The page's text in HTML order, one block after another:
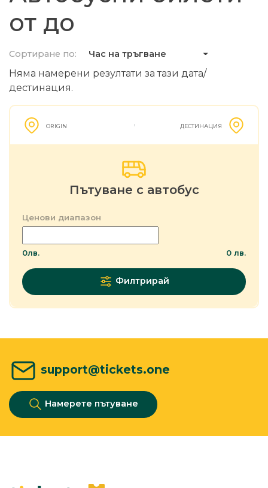
от до
Сортиране по: Час на тръгване
Няма намерени резултати за тази дата/
дестинация.
ORIGIN ДЕСТИНАЦИЯ
Пътуване с автобус
Ценови диапазон
0лв. 0 лв.
Филтрирай
support@tickets.one
Намерете пътуване